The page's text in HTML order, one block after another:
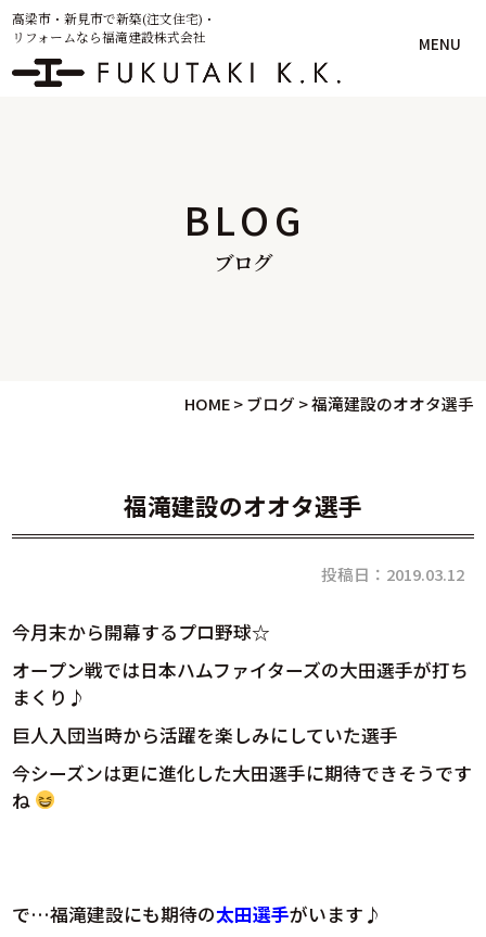
高梁市・新見市で新築(注文住宅)・
リフォームなら福滝建設株式会社
MENU
BLOG
ブログ
HOME>ブログ >福滝建設のオオタ選手
福滝建設のオオタ選手
投稿日：2019.03.12
今月末から開幕するプロ野球☆
オープン戦では日本ハムファイターズの大田選手が打ち
まくり♪
巨人入団当時から活躍を楽しみにしていた選手
今シーズンは更に進化した大田選手に期待できそうです
ね
で…福滝建設にも期待の太田選手がいます♪